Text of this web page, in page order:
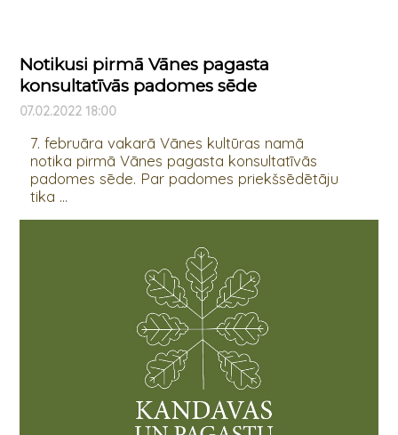
Notikusi pirmā Vānes pagasta
konsultatīvās padomes sēde
07.02.2022 18:00
7. februāra vakarā Vānes kultūras namā
notika pirmā Vānes pagasta konsultatīvās
padomes sēde. Par padomes priekšsēdētāju
tika ...